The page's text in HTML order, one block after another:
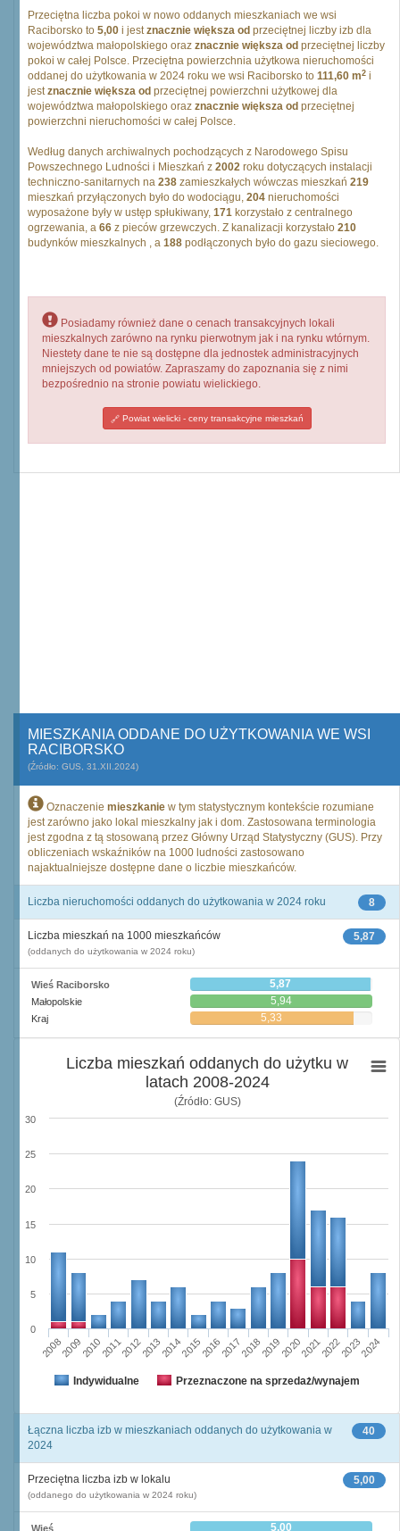
Przeciętna liczba pokoi w nowo oddanych mieszkaniach we wsi
Raciborsko to 5,00 i jestznacznie większa od przeciętnej liczby izb dla
województwa małopolskiego oraz znacznie większa od przeciętnej liczby
pokoi w całej Polsce. Przeciętna powierzchnia użytkowa nieruchomości
oddanej do użytkowania w 2024 roku we wsi Raciborsko to 111,60 m2 i
jestznacznie większa od przeciętnej powierzchni użytkowej dla
województwa małopolskiego oraz znacznie większa od przeciętnej
powierzchni nieruchomości w całej Polsce.
Według danych archiwalnych pochodzących z Narodowego Spisu
Powszechnego Ludności i Mieszkań z 2002 roku dotyczących instalacji
techniczno-sanitarnych na 238 zamieszkałych wówczas mieszkań 219
mieszkań przyłączonych było do wodociągu, 204 nieruchomości
wyposażone były w ustęp spłukiwany, 171 korzystało z centralnego
ogrzewania, a 66 z pieców grzewczych. Z kanalizacji korzystało 210
budynków mieszkalnych , a 188 podłączonych było do gazu sieciowego.
Posiadamy również dane o cenach transakcyjnych lokali
mieszkalnych zarówno na rynku pierwotnym jak i na rynku wtórnym.
Niestety dane te nie są dostępne dla jednostek administracyjnych
mniejszych od powiatów. Zapraszamy do zapoznania się z nimi
bezpośrednio na stronie powiatu wielickiego.
Powiat wielicki - ceny transakcyjne mieszkań
MIESZKANIA ODDANE DO UŻYTKOWANIA WE WSI
RACIBORSKO
(Źródło: GUS, 31.XII.2024)
Oznaczenie mieszkanie w tym statystycznym kontekście rozumiane
jest zarówno jako lokal mieszkalny jak i dom. Zastosowana terminologia
jest zgodna z tą stosowaną przez Główny Urząd Statystyczny (GUS). Przy
obliczeniach wskaźników na 1000 ludności zastosowano
najaktualniejsze dostępne dane o liczbie mieszkańców.
8
Liczba nieruchomości oddanych do użytkowania w 2024 roku
5,87
Liczba mieszkań na 1000 mieszkańców
(oddanych do użytkowania w 2024 roku)
Wieś Raciborsko 5,87
Małopolskie 5,94
Kraj 5,33
Liczba mieszkań oddanych do użytku w
latach 2008-2024
(Źródło: GUS)
Indywidualne Przeznaczone na sprzedaż/wynajem
20082009201020112012201320142015201620172018201920202021202220232024
0
5
10
15
20
25
30
40
Łączna liczba izb w mieszkaniach oddanych do użytkowania w
2024
5,00
Przeciętna liczba izb w lokalu
(oddanego do użytkowania w 2024 roku)
Wieś 5,00